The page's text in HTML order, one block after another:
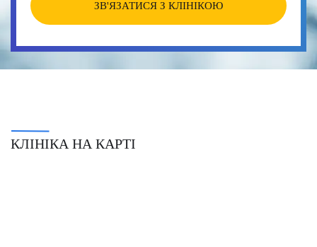
ЗВ'ЯЗАТИСЯ З КЛІНІКОЮ
КЛІНІКА НА КАРТІ